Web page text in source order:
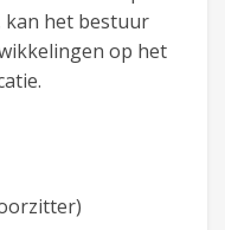
kan het bestuur
op het